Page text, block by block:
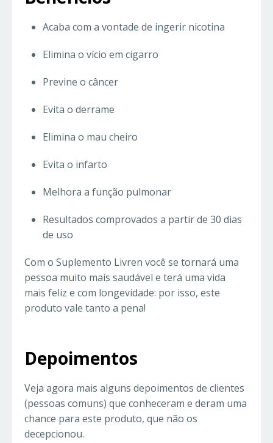
Acaba com a vontade de ingerir nicotina
Elimina o vício em cigarro
Previne o câncer
Evita o derrame
Elimina o mau cheiro
Evita o infarto
Melhora a função pulmonar
Resultados comprovados a partir de 30 dias
de uso
Com o Suplemento Livren você se tornará uma
pessoa muito mais saudável e terá uma vida
mais feliz e com longevidade: por isso, este
produto vale tanto a pena!
Depoimentos
Veja agora mais alguns depoimentos de clientes
(pessoas comuns) que conheceram e deram uma
chance para este produto, que não os
decepcionou.